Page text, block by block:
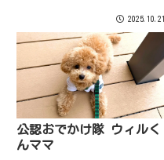
2025.10.21
公認おでかけ隊 ウィルく
んママ